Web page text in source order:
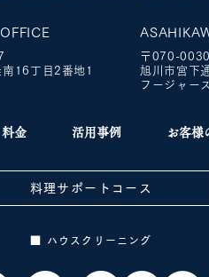
16丁目2番地1
​〒070-0030
旭川市宮下
フージャー
料金 活用事例 お客様
料理サポートコース
■ ハウスクリーニング